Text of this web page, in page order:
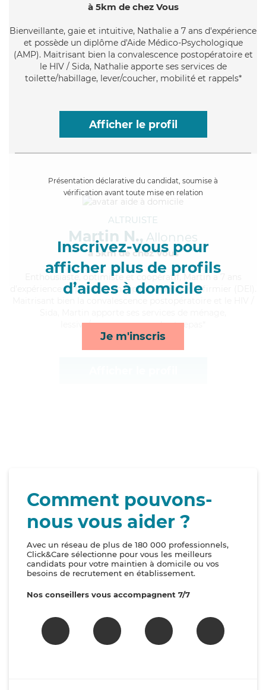
à 5km de chez Vous
Bienveillante, gaie et intuitive, Nathalie a 7 ans d'expérience
et possède un diplôme d'Aide Médico-Psychologique
(AMP). Maitrisant bien la convalescence postopératoire et
le HIV / Sida, Nathalie apporte ses services de
toilette/habillage, lever/coucher, mobilité et rappels*
Afficher le profil
Présentation déclarative du candidat, soumise à
vérification avant toute mise en relation
Inscrivez-vous pour
afficher plus de profils
d’aides à domicile
Je m'inscris
ALTRUISTE
Martin N., Allonnes
à 5km de chez Vous
, optimiste et coopératif, Martin a 7 ans
d'expérience et possède un diplôme d'Etat d'infirmier (DEI).
lessive/repassage, rappels et repas*
Comment pouvons-
nous vous aider ?
Avec un réseau de plus de 180 000 professionnels,
Click&Care sélectionne pour vous les meilleurs
candidats pour votre maintien à domicile ou vos
besoins de recrutement en établissement.
Nos conseillers vous accompagnent 7/7